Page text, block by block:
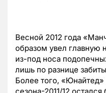
Весной 2012 года
образом увел главную
из-под носа
лишь по разнице
Более того, «Юнайтед»